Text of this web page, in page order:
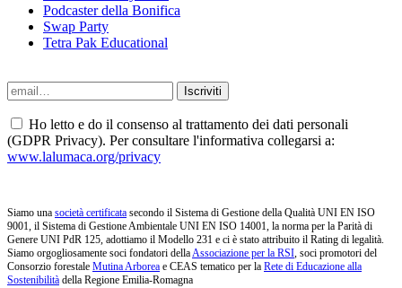
Podcaster della Bonifica
Swap Party
Tetra Pak Educational
Ho letto e do il consenso al trattamento dei dati personali
(GDPR Privacy). Per consultare l'informativa collegarsi a:
www.lalumaca.org/privacy
Siamo una società certificata secondo il Sistema di Gestione della Qualità UNI EN ISO
9001, il Sistema di Gestione Ambientale UNI EN ISO 14001, la norma per la Parità di
Genere UNI PdR 125, adottiamo il Modello 231 e ci è stato attribuito il Rating di legalità.
Siamo orgogliosamente soci fondatori dellaAssociazione per la RSI, soci promotori del
Consorzio forestale Mutina Arborea e CEAS tematico per la Rete di Educazione alla
Sostenibilità della Regione Emilia-Romagna